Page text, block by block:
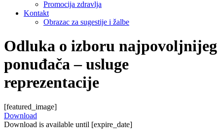
Promocija zdravlja
Kontakt
Obrazac za sugestije i žalbe
Odluka o izboru najpovoljnijeg
ponuđača – usluge
reprezentacije
[featured_image]
Download
Download is available until [expire_date]